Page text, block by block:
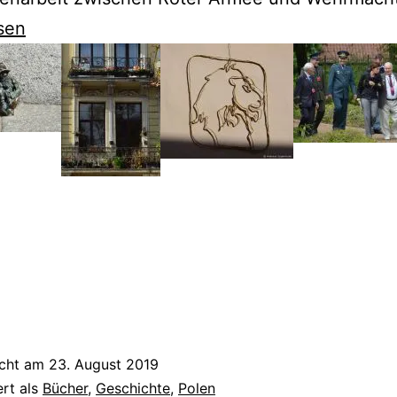
am 23. August 2019
als Bücher, Geschichte, Polen